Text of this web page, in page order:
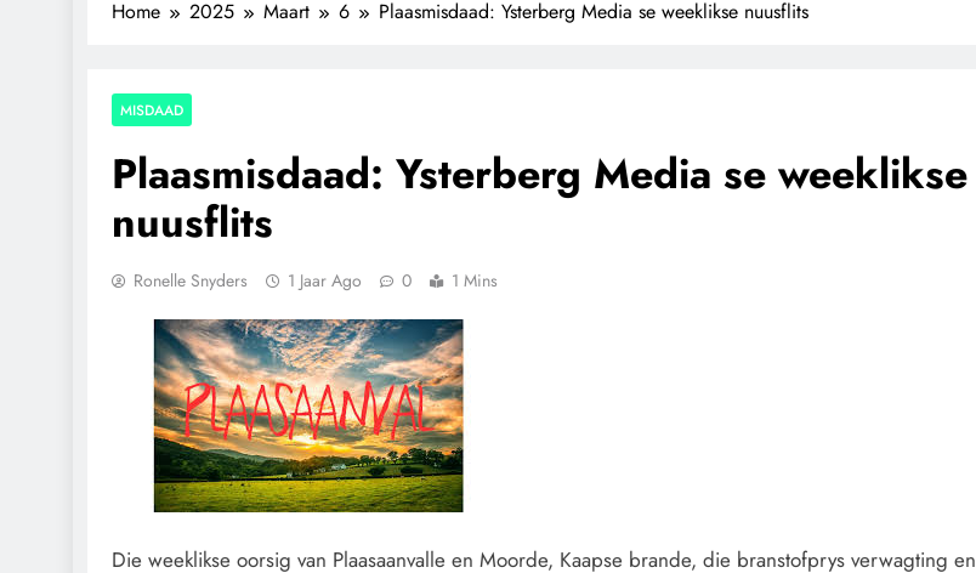
Home 2025 Maart 6 Plaasmisdaad: Ysterberg Media se weeklikse nuusflits
MISDAAD
Plaasmisdaad: Ysterberg Media se weeklikse
nuusflits
Ronelle Snyders 1 Jaar Ago 0 1 Mins
Die weeklikse oorsig van Plaasaanvalle en Moorde, Kaapse brande, die branstofprys verwagting en